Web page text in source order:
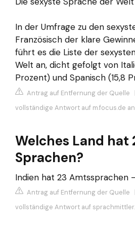
In der Umfrage zu den
Französisch der klare
führt es die Liste der
Welt an, dicht gefolgt von
Prozent) und Spanisch (15,8
Antrag auf Entfernung der Quelle
vollständige Antwort auf m.focus.de an
Welches Land hat
Sprachen?
Indien hat 23 Amtssprachen
Antrag auf Entfernung der Quelle
vollständige Antwort auf